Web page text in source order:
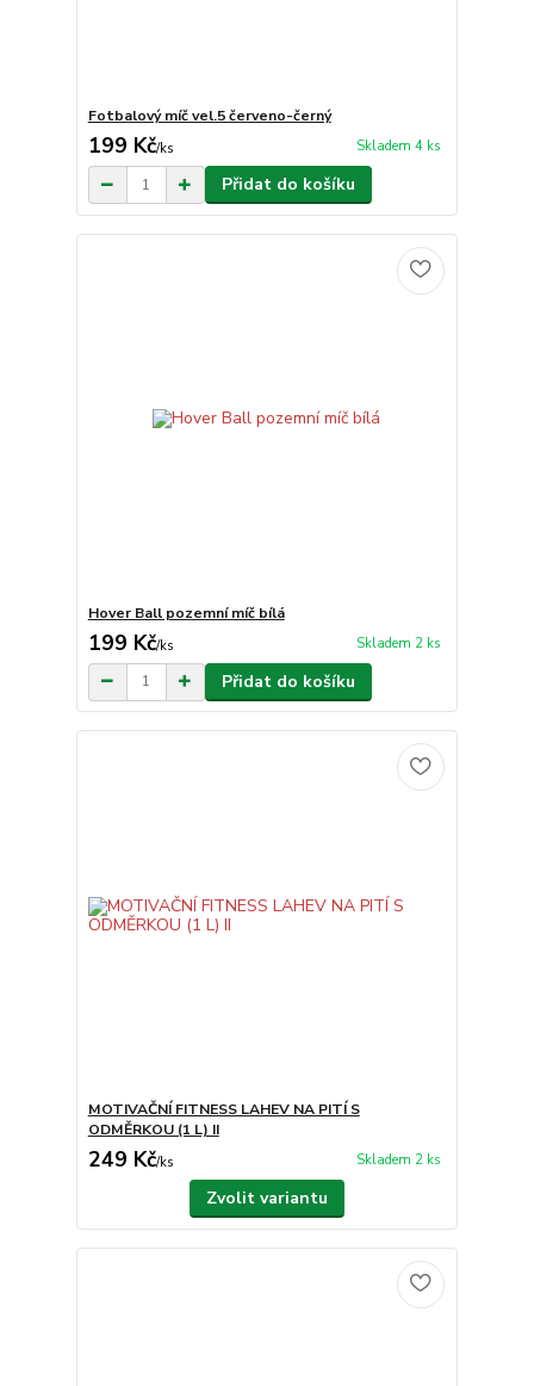
Fotbalový míč vel.5 červeno-černý
199 Kč/ks Skladem 4 ks
Přidat do košíku
Hover Ball pozemní míč bílá
199 Kč/ks Skladem 2 ks
Přidat do košíku
MOTIVAČNÍ FITNESS LAHEV NA PITÍ S
ODMĚRKOU (1 L) II
249 Kč/ks Skladem 2 ks
Zvolit variantu